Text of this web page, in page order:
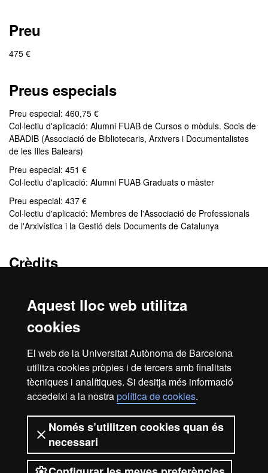
Aquest lloc web utilitza
cookies
El web de la Universitat Autònoma de Barcelona
utilitza cookies pròpies i de tercers amb finalitats
tècniques i analítiques. Si desitja més informació
accedeixi a la nostrapolítica de cookies.
Només s’utilitzen cookies quan és
necessari
Preu
475 €
Preus especials
Preu especial: 460,75 €
Col·lectiu d'aplicació: Alumni FUAB de Cursos o mòduls. Socis de
ABADIB (Associació de Bibliotecaris, Arxivers i Documentalistes
de les Illes Balears)
Preu especial: 451 €
Col·lectiu d'aplicació: Alumni FUAB Graduats o màster
Preu especial: 437 €
Col·lectiu d'aplicació: Membres de l'Associació de Professionals
de l'Arxivística i la Gestió dels Documents de Catalunya
Crèdits
Cancel·lació del programa
garantir la viabilitat del programa, o per una altra raó de força
major, el centre es reserva el dret de cancel·lar el programa.
Inici Avís legal
Protecció de dades
Sobre el web